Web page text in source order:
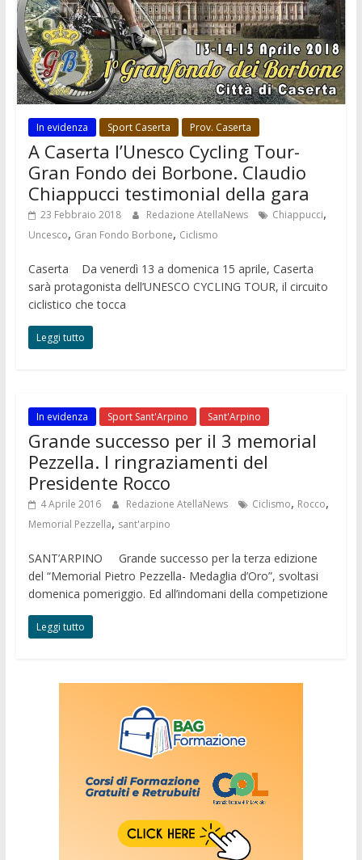
In evidenza Sport Caserta Prov. Caserta
A Caserta l’Unesco Cycling Tour-
Gran Fondo dei Borbone. Claudio
Chiappucci testimonial della gara
23 Febbraio 2018 Redazione AtellaNews Chiappucci,
Uncesco, Gran Fondo Borbone, Ciclismo
Caserta Da venerdì 13 a domenica 15 aprile, Caserta
sarà protagonista dell’UNESCO CYCLING TOUR, il circuito
ciclistico che tocca
Leggi tutto
In evidenza Sport Sant'Arpino Sant'Arpino
Grande successo per il 3 memorial
Pezzella. I ringraziamenti del
Presidente Rocco
4 Aprile 2016 Redazione AtellaNews Ciclismo, Rocco,
Memorial Pezzella, sant'arpino
SANT’ARPINO Grande successo per la terza edizione
del “Memorial Pietro Pezzella- Medaglia d’Oro”, svoltasi
domenica pomeriggio. Ed all’indomani della competizione
Leggi tutto